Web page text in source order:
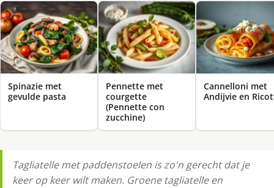
Spinazie met
gevulde pasta
Pennette met
courgette
(Pennette con
zucchine)
Cannelloni met
Andijvie en
Tagliatelle met paddenstoelen is zo'n gerecht dat je
keer op keer wilt maken. Groene tagliatelle en